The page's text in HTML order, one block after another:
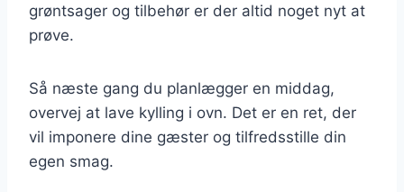
grøntsager og tilbehør er der altid noget nyt at
prøve.
Så næste gang du planlægger en middag,
overvej at lave kylling i ovn. Det er en ret, der
vil imponere dine gæster og tilfredsstille din
egen smag.